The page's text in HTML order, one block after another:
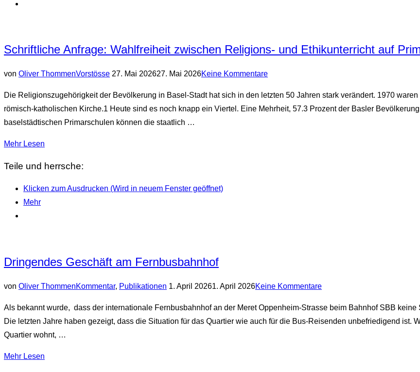
Schriftliche Anfrage: Wahlfreiheit zwischen Religions- und Ethikunterricht auf
von Oliver ThommenVorstösseVeröffentlicht
27. Mai 202627. Mai 2026Keine Kommentare
Die Religionszugehörigkeit der Bevölkerung in Basel-Stadt hat sich in den letzten 50 Jahren stark verändert. 1970
römisch-katholischen Kirche.1 Heute sind es noch knapp ein Viertel. Eine Mehrheit, 57.3 Prozent der Basler
baselstädtischen Primarschulen können die staatlich …
Mehr über
Anfrage:
Wahlfreiheit
zwischen
Primarstufe“
Lesen
Teile und herrsche:
Klicken zum Ausdrucken (Wird in neuem Fenster geöffnet)
Mehr
Dringendes Geschäft am Fernbusbahnhof
von Oliver ThommenKommentar, Publikationen Veröffentlicht
1. April 20261. April 2026Keine Kommentare
Als bekannt wurde, dass der internationale Fernbusbahnhof an der Meret Oppenheim-Strasse beim Bahnhof SBB
Die letzten Jahre haben gezeigt, dass die Situation für das Quartier wie auch für die Bus-Reisenden unbefriedigend ist.
Quartier wohnt, …
Mehr über
Lesen